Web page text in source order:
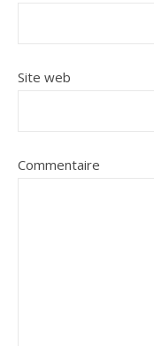
Site web
Commentaire